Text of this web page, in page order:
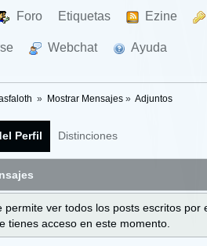
Foro Etiquetas Ezine
Webchat Ayuda
» Mostrar Mensajes» Adjuntos
Perfil Distinciones
permite ver todos los posts escritos
tienes acceso en este momento.